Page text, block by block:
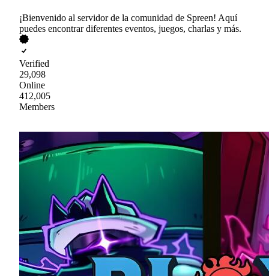
¡Bienvenido al servidor de la comunidad de Spreen! Aquí
puedes encontrar diferentes eventos, juegos, charlas y más.
Verified
29,098
Online
412,005
Members